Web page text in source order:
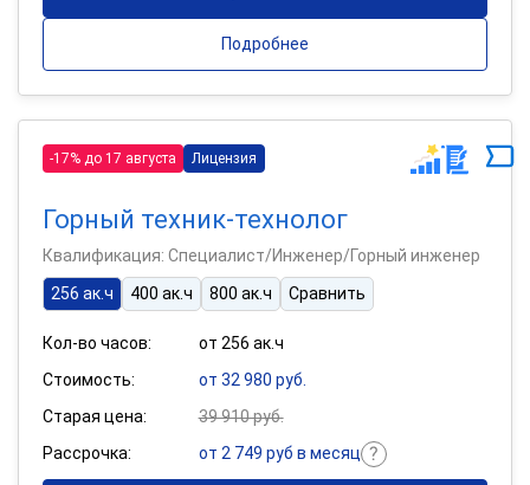
Подробнее
-17% до 17 августа Лицензия
Горный техник-технолог
Квалификация: Специалист/Инженер/Горный инженер
256 ак.ч
400 ак.ч 800 ак.ч Сравнить
Кол-во часов:
от 256 ак.ч
Стоимость:
от 32 980 руб.
Старая цена:
39 910 руб.
Рассрочка:
от 2 749 руб в месяц